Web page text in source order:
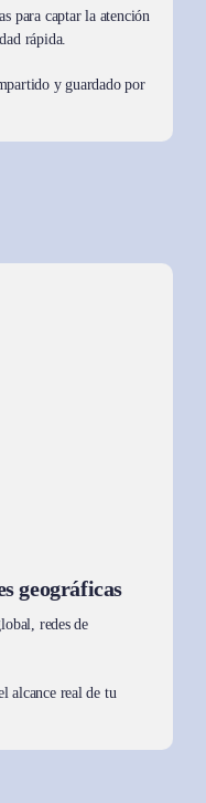
para captar la atención
rápida.
y guardado por
geográficas
redes de
alcance real de tu